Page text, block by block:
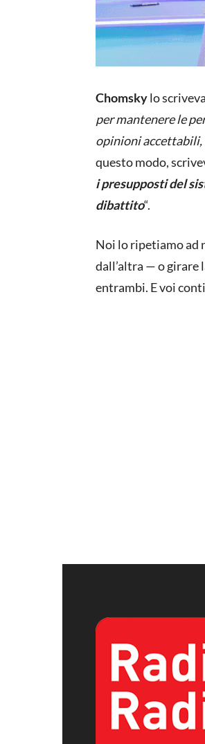
Chomskylo
per mantenere le
opinioni
questo modo,
i presupposti del
dibattito“.
Noi lo ripetiamo ad
dall’altra — o girare
entrambi. E voi